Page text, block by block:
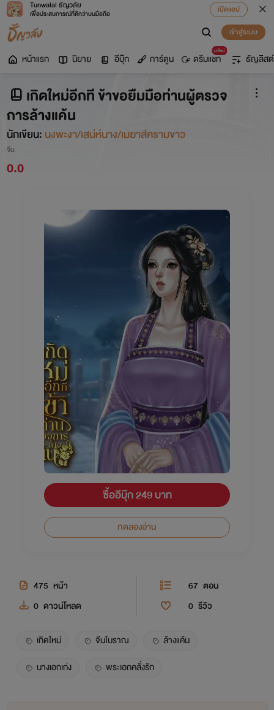
Tunwalai ธัญวลัย
เพื่อประสบการณ์ที่ดีกว่าบนมือถือ
เปิดแอป
เข้าสู่ระบบ
หน้าแรก นิยาย อีบุ๊ก การ์ตูน
มาใหม่
ดรีมแชท ธัญลิสต์
เกิดใหม่อีกที ข้าขอยืมมือท่านผู้ตรวจ
การล้างแค้น
นักเขียน: นงพะงา/เสน่ห์นาง/เมฆาสีครามขาว
จีน
0.0
ซื้ออีบุ๊ก 249 บาท
ทดลองอ่าน
475 หน้า 67 ตอน
0 ดาวน์โหลด 0 รีวิว
เกิดใหม่ จีนโบราณ
ล้างแค้น
นางเอกเก่ง
พระเอกคลั่งรัก